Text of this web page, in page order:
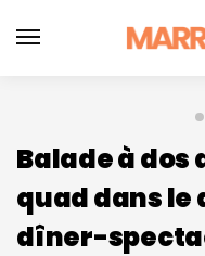
Balade à dos
quad dans le
dîner-